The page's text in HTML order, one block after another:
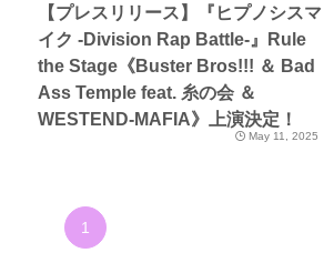
【プレスリリース】『ヒプノシスマ
イク -Division Rap Battle-』Rule
the Stage《Buster Bros!!! ＆ Bad
Ass Temple feat. 糸の会 ＆
WESTEND-MAFIA》上演決定！
May 11, 2025
1